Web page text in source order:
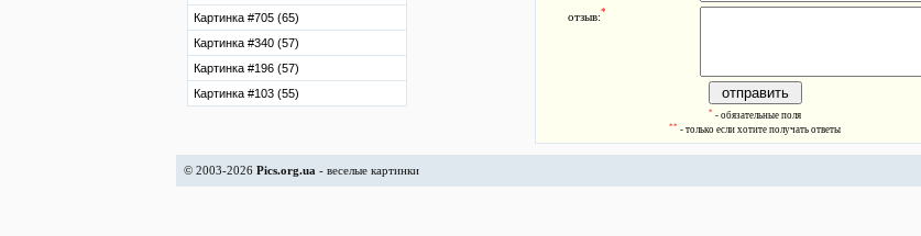
Картинка #705 (65)
Картинка #340 (57)
Картинка #196 (57)
Картинка #103 (55)
отзыв:*
* - обязательные поля
** - только если хотите получать ответы
© 2003-2026 Pics.org.ua - веселые картинки